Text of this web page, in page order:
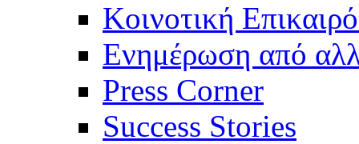
Κοινοτική
Ενημέρωση από
Press Corner
Success Stories